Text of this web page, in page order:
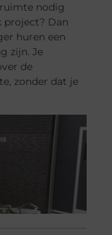
nodig
project? Dan
huren een
zijn. Je
de
zonder dat je